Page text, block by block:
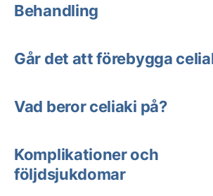
Behandling
Går det att förebygga
Vad beror celiaki på?
Komplikationer och
följdsjukdomar